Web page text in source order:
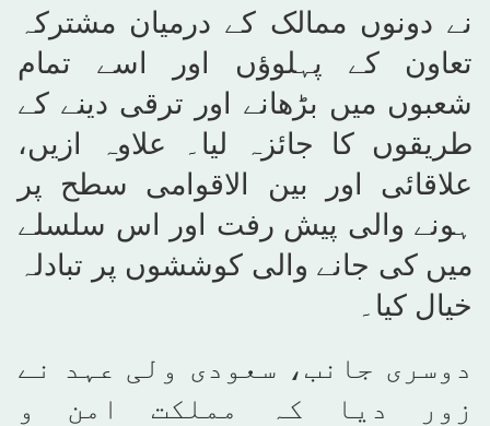
نے دونوں ممالک کے درمیان مشترکہ
تعاون کے پہلوؤں اور اسے تمام
شعبوں میں بڑھانے اور ترقی دینے کے
طریقوں کا جائزہ لیا۔ علاوہ ازیں،
علاقائی اور بین الاقوامی سطح پر
ہونے والی پیش رفت اور اس سلسلے
میں کی جانے والی کوششوں پر تبادلہ
خیال کیا۔
دوسری جانب، سعودی ولی عہد نے
زور دیا کہ مملکت امن و